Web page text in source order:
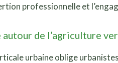
professionnelle et
autour de l’agriculture
urbaine oblige